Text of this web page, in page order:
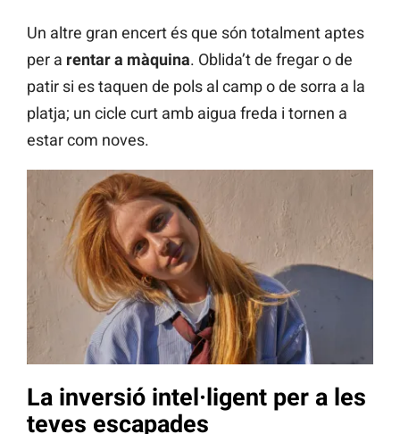
Un altre gran encert és que són totalment aptes
per a rentar a màquina. Oblida’t de fregar o de
patir si es taquen de pols al camp o de sorra a la
platja; un cicle curt amb aigua freda i tornen a
estar com noves.
La inversió intel·ligent per a les
teves escapades